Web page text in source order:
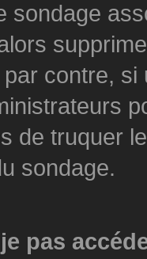
sondage
contre,
de truquer
sondage.
pas